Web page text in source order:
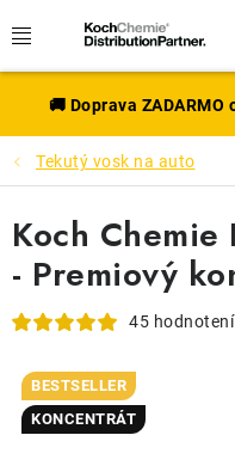
na
EXTERIÉR
DISKY A PNEU
INTERIÉR
PRÍSLUŠENSTVO
VÝHODNÉ SADY
🚚 Doprava
Tekutý vosk na auto
Koch Chemie
- Premiový
45 hodnotení
BESTSELLER
KONCENTRÁT